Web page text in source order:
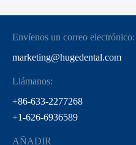
Envíenos un correo electrónico:
marketing@hugedental.com
Llámanos:
+86-633-2277268
+1-626-6936589
AÑADIR